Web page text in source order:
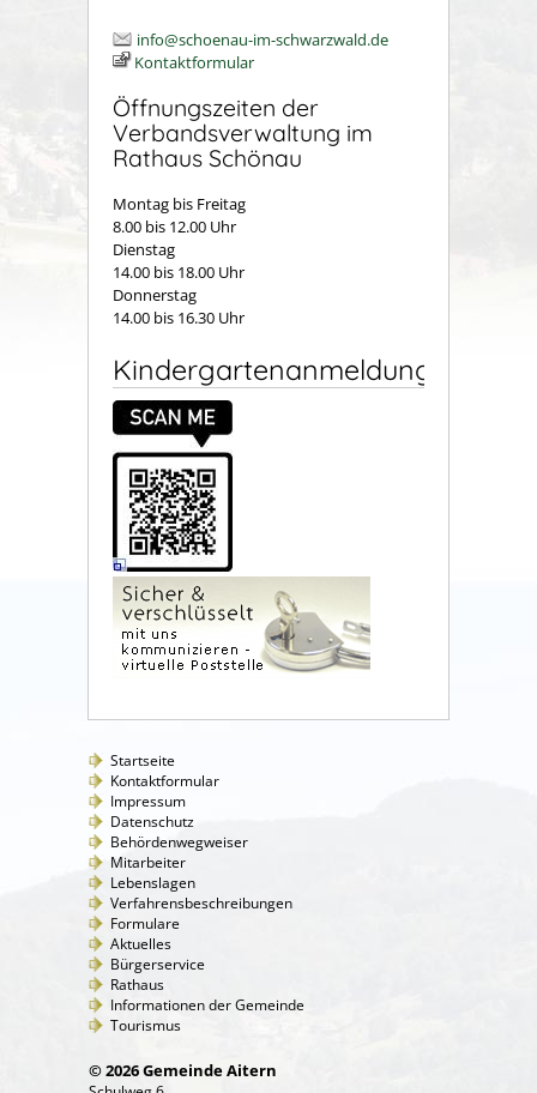
info@schoenau-im-schwarzwald.de
Kontaktformular
Öffnungszeiten der
Verbandsverwaltung im
Rathaus Schönau
Montag bis Freitag
8.00 bis 12.00 Uhr
Dienstag
14.00 bis 18.00 Uhr
Donnerstag
14.00 bis 16.30 Uhr
Kindergartenanmeldung
Startseite
Kontaktformular
Impressum
Datenschutz
Behördenwegweiser
Mitarbeiter
Lebenslagen
Verfahrensbeschreibungen
Formulare
Aktuelles
Bürgerservice
Rathaus
Informationen der Gemeinde
Tourismus
© 2026 Gemeinde Aitern